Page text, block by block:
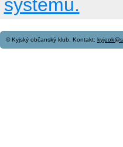
systému.
© Kyjský občanský klub, Kontakt: